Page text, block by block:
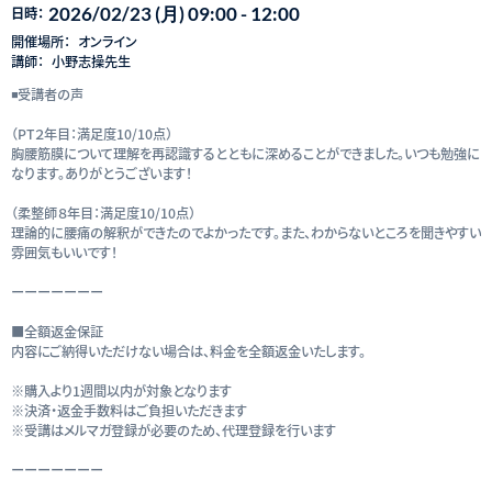
日時： 2026/02/23 (月) 09:00 - 12:00
開催場所： オンライン
講師： ⼩野志操先生
◾️受講者の声
（PT２年目：満足度10/10点）
胸腰筋膜について理解を再認識するとともに深めることができました。いつも勉強に
なります。ありがとうございます！
（柔整師８年目：満足度10/10点）
理論的に腰痛の解釈ができたのでよかったです。また、わからないところを聞きやすい
雰囲気もいいです！
ーーーーーーー
■全額返金保証
内容にご納得いただけない場合は、料金を全額返金いたします。
※購入より1週間以内が対象となります
※決済・返金手数料はご負担いただきます
※受講はメルマガ登録が必要のため、代理登録を行います
ーーーーーーー